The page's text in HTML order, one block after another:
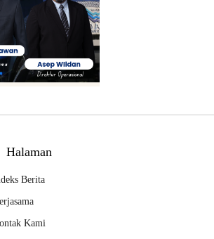
Halaman
Berita
Kami